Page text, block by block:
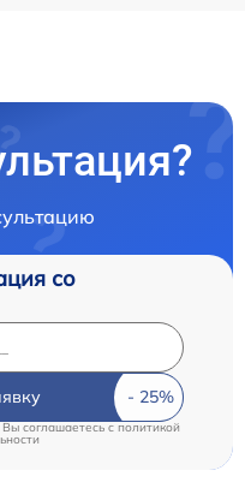
со
соглашаетесь c политикой